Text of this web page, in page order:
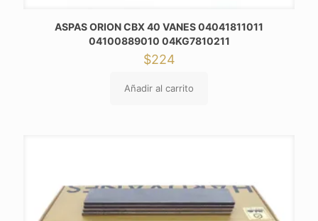
ASPAS ORION CBX 40 VANES 04041811011
04100889010 04KG7810211
$224
Añadir al carrito